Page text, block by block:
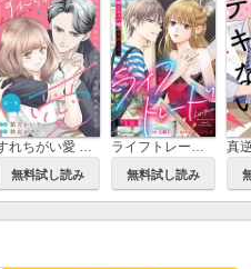
すれちがい愛 ～結納の日に渡されたのは、一枚の契約書でした～
無料試し読み
ライフトレード～主婦とキャバ嬢の交換人生～ 分冊版
無料試し読み